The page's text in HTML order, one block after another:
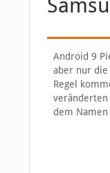
Android 9
aber nur die
Regel
veränderten
dem Namen